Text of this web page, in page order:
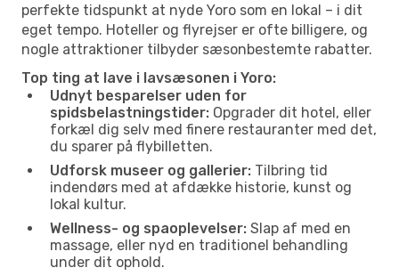
perfekte tidspunkt at nyde Yoro som en lokal – i dit
eget tempo. Hoteller og flyrejser er ofte billigere, og
nogle attraktioner tilbyder sæsonbestemte rabatter.
Top ting at lave i lavsæsonen i Yoro:
Udnyt besparelser uden for
spidsbelastningstider: Opgrader dit hotel, eller
forkæl dig selv med finere restauranter med det,
du sparer på flybilletten.
Udforsk museer og gallerier: Tilbring tid
indendørs med at afdække historie, kunst og
lokal kultur.
Wellness- og spaoplevelser: Slap af med en
massage, eller nyd en traditionel behandling
under dit ophold.